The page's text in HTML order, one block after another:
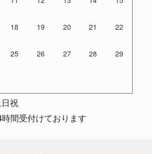
18 19 20 21 22
25 26 27 28 29
祝
間受付けております